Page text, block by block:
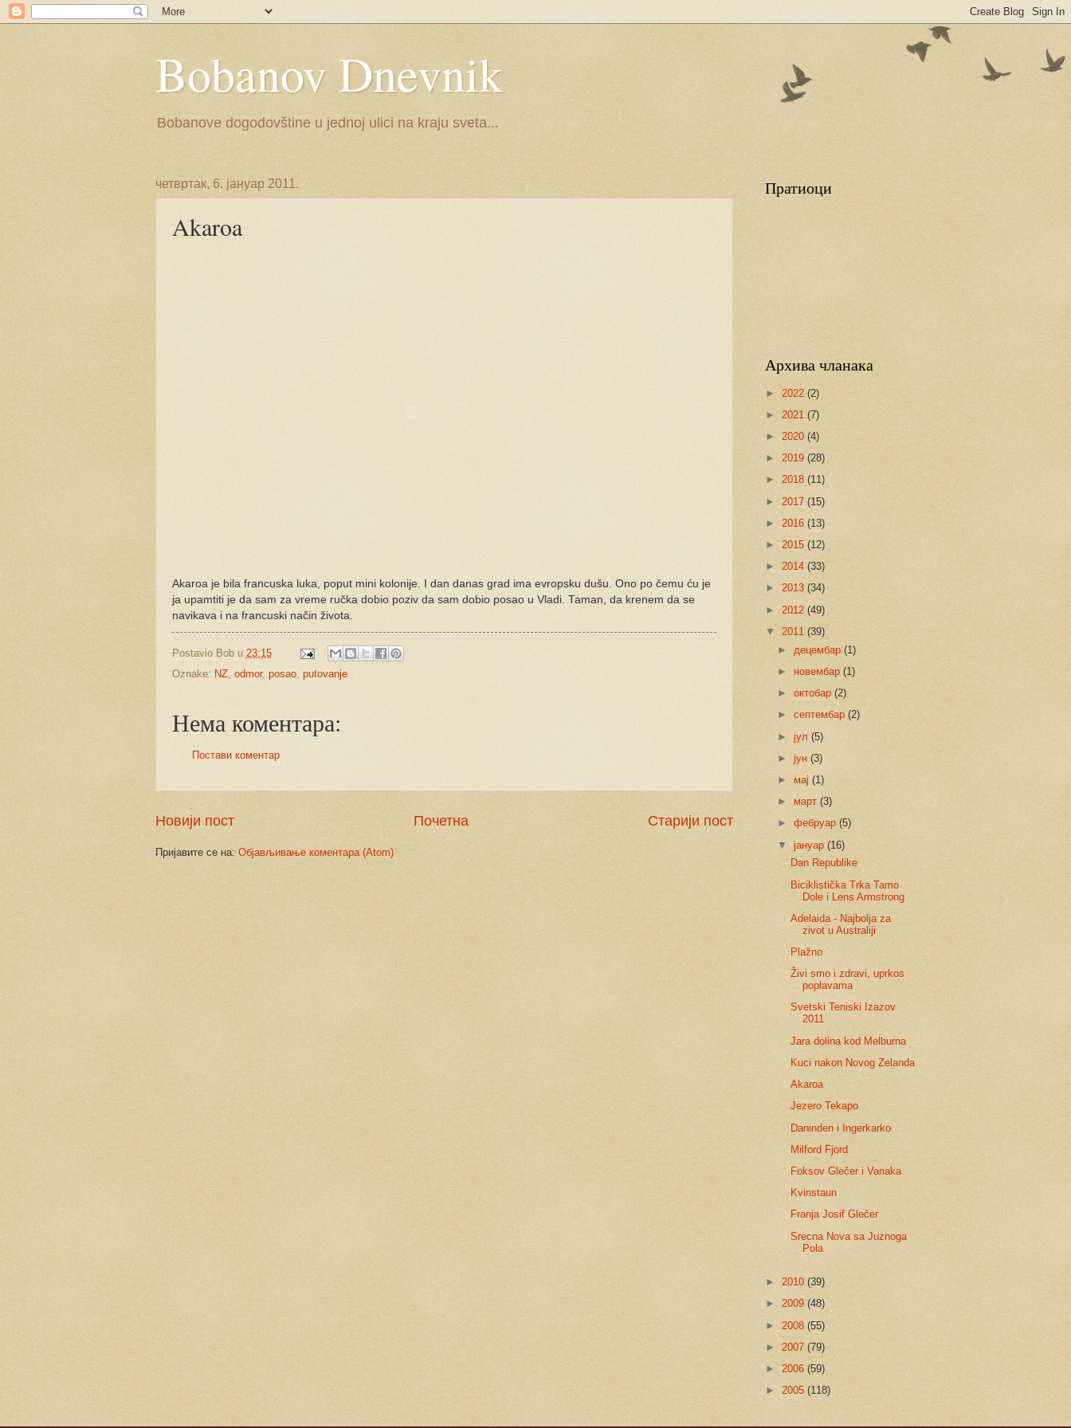
Bobanov Dnevnik
Bobanove dogodovštine u jednoj ulici na kraju sveta...
четвртак, 6. јануар 2011.
Akaroa
Akaroa je bila francuska luka, poput mini kolonije. I dan danas grad ima evropsku dušu. Ono po čemu ću je
ja upamtiti je da sam za vreme ručka dobio poziv da sam dobio posao u Vladi. Taman, da krenem da se
navikava i na francuski način života.
Postavio Bob u 23:15
Oznake: NZ, odmor, posao, putovanje
Нема коментара:
Постави коментар
Новији пост Старији пост
Почетна
Пријавите се на: Објављивање коментара (Atom)
Пратиоци
Архива чланака
► 2022 (2)
► 2021 (7)
► 2020 (4)
► 2019 (28)
► 2018 (11)
► 2017 (15)
► 2016 (13)
► 2015 (12)
► 2014 (33)
► 2013 (34)
► 2012 (49)
▼ 2011 (39)
► децембар (1)
► новембар (1)
► октобар (2)
► септембар (2)
► јул (5)
► јун (3)
► мај (1)
► март (3)
► фебруар (5)
▼ јануар (16)
Dan Republike
Biciklistička Trka Tamo
Dole i Lens Armstrong
Adelaida - Najbolja za
zivot u Australiji
Plažno
Živi smo i zdravi, uprkos
poplavama
Svetski Teniski Izazov
2011
Jara dolina kod Melburna
Kuci nakon Novog Zelanda
Akaroa
Jezero Tekapo
Daninden i Ingerkarko
Milford Fjord
Foksov Glečer i Vanaka
Kvinstaun
Franja Josif Glečer
Srecna Nova sa Juznoga
Pola
► 2010 (39)
► 2009 (48)
► 2008 (55)
► 2007 (79)
► 2006 (59)
► 2005 (118)